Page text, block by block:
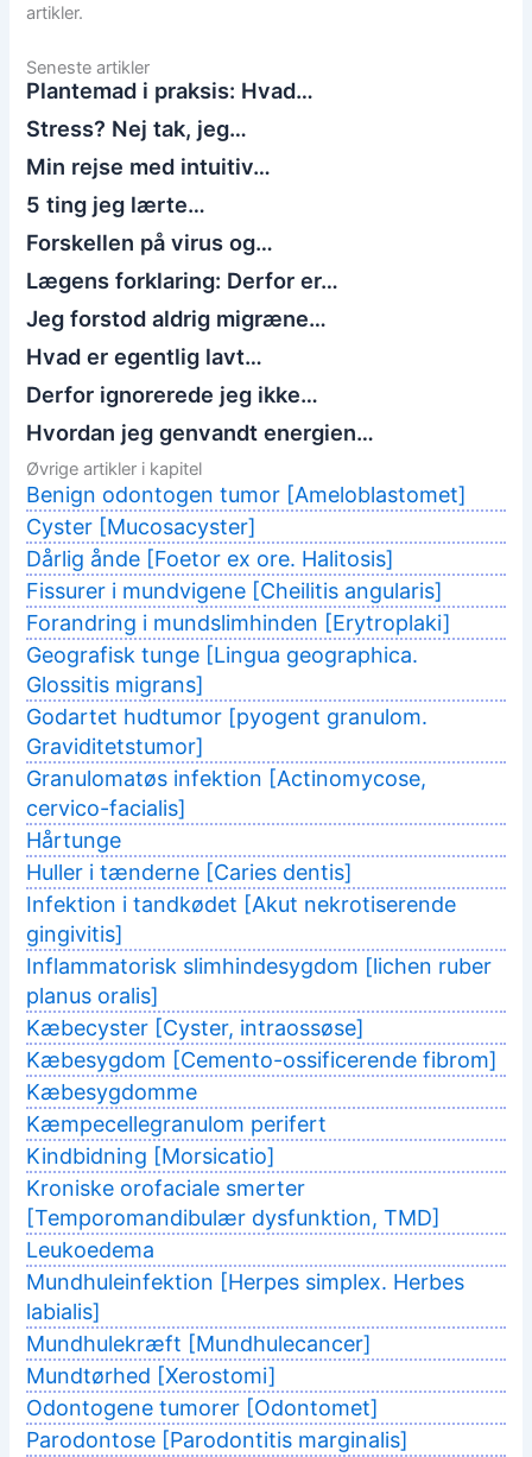
artikler.
Seneste artikler
Plantemad i praksis: Hvad…
Stress? Nej tak, jeg…
Min rejse med intuitiv…
5 ting jeg lærte…
Forskellen på virus og…
Lægens forklaring: Derfor er…
Jeg forstod aldrig migræne…
Hvad er egentlig lavt…
Derfor ignorerede jeg ikke…
Hvordan jeg genvandt energien…
Øvrige artikler i kapitel
Benign odontogen tumor [Ameloblastomet]
Cyster [Mucosacyster]
Dårlig ånde [Foetor ex ore. Halitosis]
Fissurer i mundvigene [Cheilitis angularis]
Forandring i mundslimhinden [Erytroplaki]
Geografisk tunge [Lingua geographica.
Glossitis migrans]
Godartet hudtumor [pyogent granulom.
Graviditetstumor]
Granulomatøs infektion [Actinomycose,
cervico-facialis]
Hårtunge
Huller i tænderne [Caries dentis]
Infektion i tandkødet [Akut nekrotiserende
gingivitis]
Inflammatorisk slimhindesygdom [lichen ruber
planus oralis]
Kæbecyster [Cyster, intraossøse]
Kæbesygdom [Cemento-ossificerende fibrom]
Kæbesygdomme
Kæmpecellegranulom perifert
Kindbidning [Morsicatio]
Kroniske orofaciale smerter
[Temporomandibulær dysfunktion, TMD]
Leukoedema
Mundhuleinfektion [Herpes simplex. Herbes
labialis]
Mundhulekræft [Mundhulecancer]
Mundtørhed [Xerostomi]
Odontogene tumorer [Odontomet]
Parodontose [Parodontitis marginalis]